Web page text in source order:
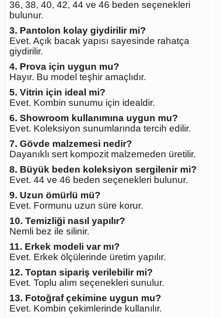
36, 38, 40, 42, 44 ve 46 beden seçenekleri
bulunur.
3. Pantolon kolay giydirilir mi?
Evet. Açık bacak yapısı sayesinde rahatça
giydirilir.
4. Prova için uygun mu?
Hayır. Bu model teşhir amaçlıdır.
5. Vitrin için ideal mi?
Evet. Kombin sunumu için idealdir.
6. Showroom kullanımına uygun mu?
Evet. Koleksiyon sunumlarında tercih edilir.
7. Gövde malzemesi nedir?
Dayanıklı sert kompozit malzemeden üretilir.
8. Büyük beden koleksiyon sergilenir mi?
Evet. 44 ve 46 beden seçenekleri bulunur.
9. Uzun ömürlü mü?
Evet. Formunu uzun süre korur.
10. Temizliği nasıl yapılır?
Nemli bez ile silinir.
11. Erkek modeli var mı?
Evet. Erkek ölçülerinde üretim yapılır.
12. Toptan sipariş verilebilir mi?
Evet. Toplu alım seçenekleri sunulur.
13. Fotoğraf çekimine uygun mu?
Evet. Kombin çekimlerinde kullanılır.